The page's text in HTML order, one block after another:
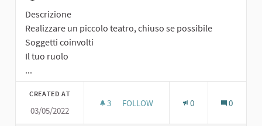
Descrizione
Realizzare un piccolo teatro, chiuso se possibile
Soggetti coinvolti
Il tuo ruolo
...
CREATED AT
03/05/2022
3 3 FOLLOWERS
FOLLOW 0 0